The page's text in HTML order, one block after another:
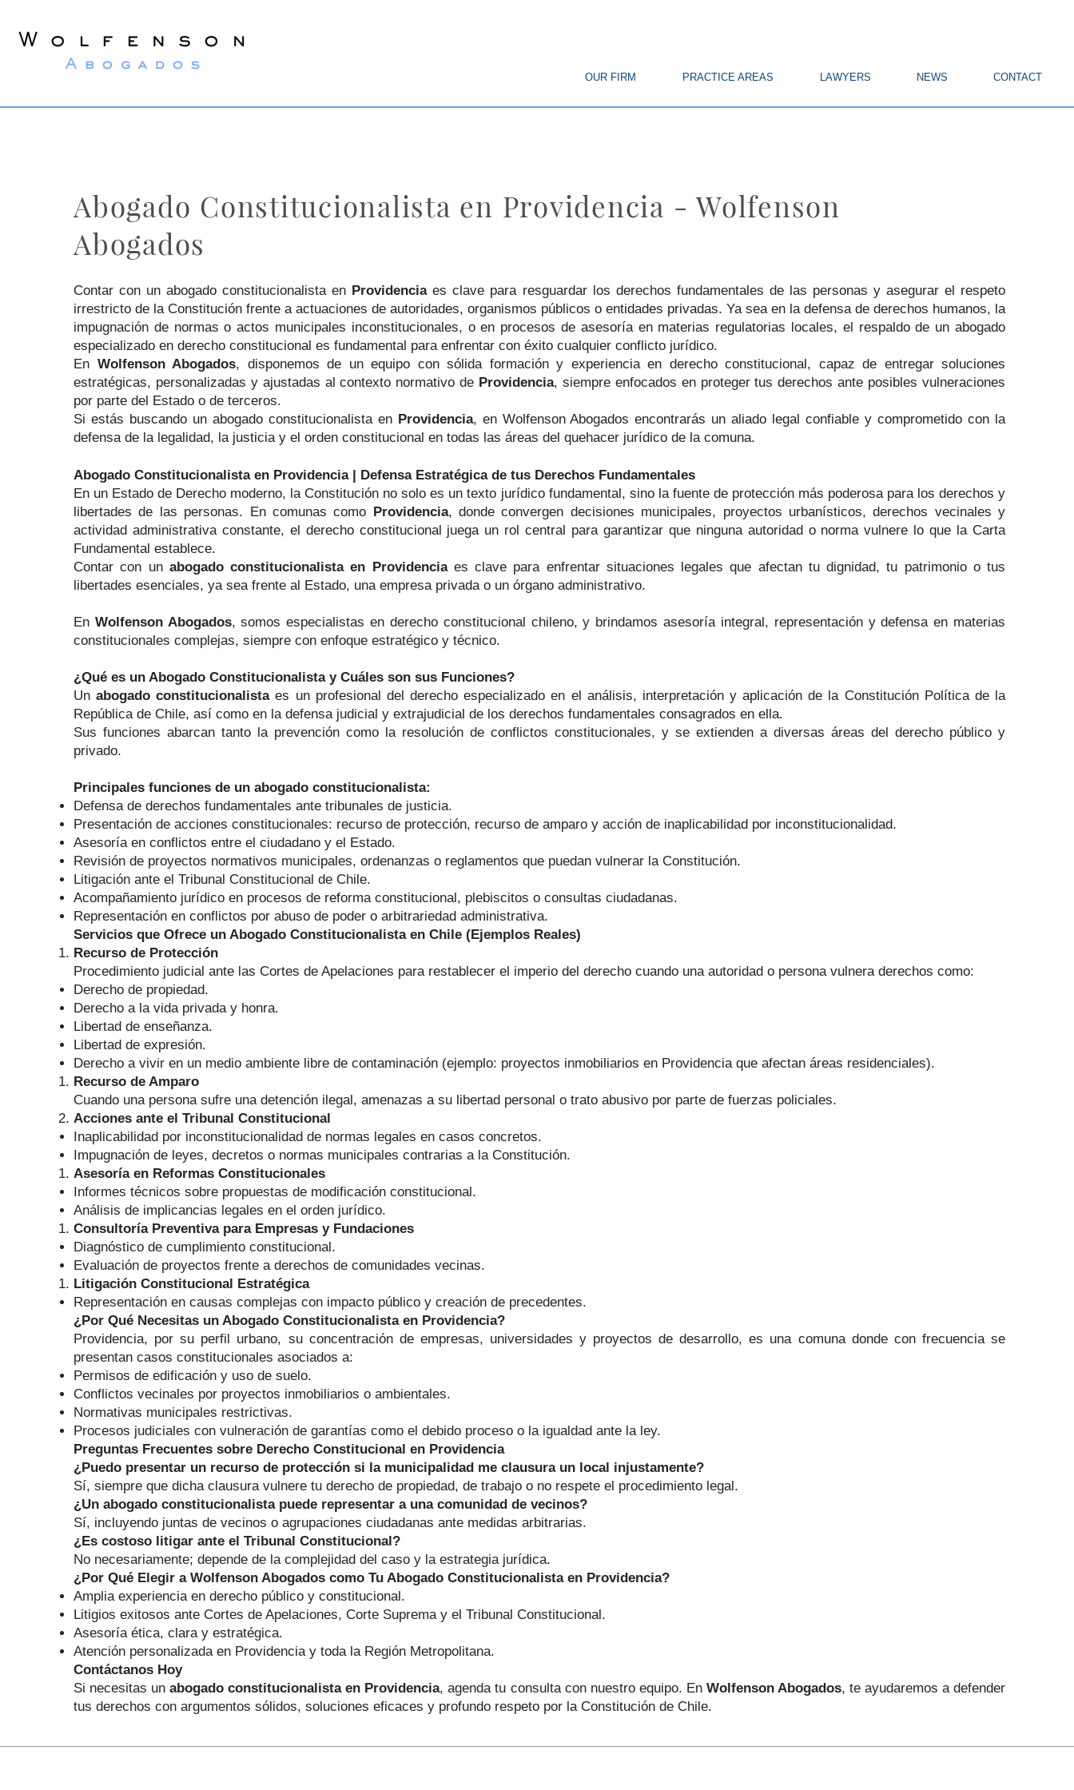
OUR FIRM PRACTICE AREAS LAWYERS NEWS CONTACT
Abogado Constitucionalista en Providencia - Wolfenson
Abogados
Contar con un abogado constitucionalista en Providenciaes clave para resguardar los derechos fundamentales de las personas y asegurar el respeto
irrestricto de la Constitución frente a actuaciones de autoridades, organismos públicos o entidades privadas. Ya sea en la defensa de derechos humanos, la
impugnación de normas o actos municipales inconstitucionales, o en procesos de asesoría en materias regulatorias locales, el respaldo de un abogado
especializado en derecho constitucional es fundamental para enfrentar con éxito cualquier conflicto jurídico.
En Wolfenson Abogados, disponemos de un equipo con sólida formación y experiencia en derecho constitucional, capaz de entregar soluciones
estratégicas, personalizadas y ajustadas al contexto normativo de Providencia, siempre enfocados en proteger tus derechos ante posibles vulneraciones
por parte del Estado o de terceros.
Si estás buscando un abogado constitucionalista en Providencia, en Wolfenson Abogados encontrarás un aliado legal confiable y comprometido con la
defensa de la legalidad, la justicia y el orden constitucional en todas las áreas del quehacer jurídico de la comuna.
Abogado Constitucionalista en Providencia | Defensa Estratégica de tus Derechos Fundamentales
En un Estado de Derecho moderno, la Constitución no solo es un texto jurídico fundamental, sino la fuente de protección más poderosa para los derechos y
libertades de las personas. En comunas como Providencia, donde convergen decisiones municipales, proyectos urbanísticos, derechos vecinales y
actividad administrativa constante, el derecho constitucional juega un rol central para garantizar que ninguna autoridad o norma vulnere lo que la Carta
Fundamental establece.
Contar con un abogado constitucionalista en Providenciaes clave para enfrentar situaciones legales que afectan tu dignidad, tu patrimonio o tus
libertades esenciales, ya sea frente al Estado, una empresa privada o un órgano administrativo.
En Wolfenson Abogados, somos especialistas en derecho constitucional chileno, y brindamos asesoría integral, representación y defensa en materias
constitucionales complejas, siempre con enfoque estratégico y técnico.
¿Qué es un Abogado Constitucionalista y Cuáles son sus Funciones?
Unabogado constitucionalistaes un profesional del derecho especializado en el análisis, interpretación y aplicación de la Constitución Política de la
República de Chile, así como en la defensa judicial y extrajudicial de los derechos fundamentales consagrados en ella.
Sus funciones abarcan tanto la prevención como la resolución de conflictos constitucionales, y se extienden a diversas áreas del derecho público y
privado.
Principales funciones de un abogado constitucionalista:
Defensa de derechos fundamentales ante tribunales de justicia.
Presentación de acciones constitucionales: recurso de protección, recurso de amparo y acción de inaplicabilidad por inconstitucionalidad.
Asesoría en conflictos entre el ciudadano y el Estado.
Revisión de proyectos normativos municipales, ordenanzas o reglamentos que puedan vulnerar la Constitución.
Litigación ante el Tribunal Constitucional de Chile.
Acompañamiento jurídico en procesos de reforma constitucional, plebiscitos o consultas ciudadanas.
Representación en conflictos por abuso de poder o arbitrariedad administrativa.
Servicios que Ofrece un Abogado Constitucionalista en Chile (Ejemplos Reales)
Recurso de Protección
Procedimiento judicial ante las Cortes de Apelaciones para restablecer el imperio del derecho cuando una autoridad o persona vulnera derechos como:
Derecho de propiedad.
Derecho a la vida privada y honra.
Libertad de enseñanza.
Libertad de expresión.
Derecho a vivir en un medio ambiente libre de contaminación (ejemplo: proyectos inmobiliarios en Providencia que afectan áreas residenciales).
Recurso de Amparo
Cuando una persona sufre una detención ilegal, amenazas a su libertad personal o trato abusivo por parte de fuerzas policiales.
Acciones ante el Tribunal Constitucional
Inaplicabilidad por inconstitucionalidad de normas legales en casos concretos.
Impugnación de leyes, decretos o normas municipales contrarias a la Constitución.
Asesoría en Reformas Constitucionales
Informes técnicos sobre propuestas de modificación constitucional.
Análisis de implicancias legales en el orden jurídico.
Consultoría Preventiva para Empresas y Fundaciones
Diagnóstico de cumplimiento constitucional.
Evaluación de proyectos frente a derechos de comunidades vecinas.
Litigación Constitucional Estratégica
Representación en causas complejas con impacto público y creación de precedentes.
¿Por Qué Necesitas un Abogado Constitucionalista en Providencia?
Providencia, por su perfil urbano, su concentración de empresas, universidades y proyectos de desarrollo, es una comuna donde con frecuencia se
presentan casos constitucionales asociados a:
Permisos de edificación y uso de suelo.
Conflictos vecinales por proyectos inmobiliarios o ambientales.
Normativas municipales restrictivas.
Procesos judiciales con vulneración de garantías como el debido proceso o la igualdad ante la ley.
Preguntas Frecuentes sobre Derecho Constitucional en Providencia
¿Puedo presentar un recurso de protección si la municipalidad me clausura un local injustamente?
Sí, siempre que dicha clausura vulnere tu derecho de propiedad, de trabajo o no respete el procedimiento legal.
¿Un abogado constitucionalista puede representar a una comunidad de vecinos?
Sí, incluyendo juntas de vecinos o agrupaciones ciudadanas ante medidas arbitrarias.
¿Es costoso litigar ante el Tribunal Constitucional?
No necesariamente; depende de la complejidad del caso y la estrategia jurídica.
¿Por Qué Elegir a Wolfenson Abogados como Tu Abogado Constitucionalista en Providencia?
Amplia experiencia en derecho público y constitucional.
Litigios exitosos ante Cortes de Apelaciones, Corte Suprema y el Tribunal Constitucional.
Asesoría ética, clara y estratégica.
Atención personalizada en Providencia y toda la Región Metropolitana.
Contáctanos Hoy
Si necesitas unabogado constitucionalista en Providencia, agenda tu consulta con nuestro equipo. En Wolfenson Abogados, te ayudaremos a defender
tus derechos con argumentos sólidos, soluciones eficaces y profundo respeto por la Constitución de Chile.
Wolfenson